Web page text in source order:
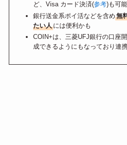
ど、Visa カード決済(参考)も可能
銀行送金系ポイ活などを含め無
たい人には便利かも
COIN+は、三菱UFJ銀行の口座
成できるようにもなっており連